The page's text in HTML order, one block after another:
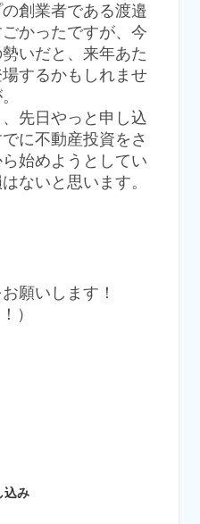
創業者である渡邉
かったですが、今
いだと、来年あた
するかもしれませ
先日やっと申し込
に不動産投資をさ
始めようとしてい
ないと思います。
願いします！
）
込み